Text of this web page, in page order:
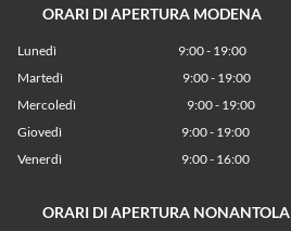
ORARI DI APERTURA MODENA
Lunedì 9:00 - 19:00
Martedì 9:00 - 19:00
Mercoledì 9:00 - 19:00
Giovedì 9:00 - 19:00
Venerdì 9:00 - 16:00
ORARI DI APERTURA NONANTOLA